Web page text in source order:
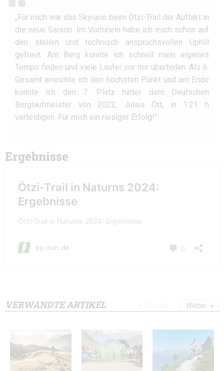
„Für mich war das Skyrace beim Ötzi-Trail der Auftakt in
die neue Saison. Im Vorhinein habe ich mich schon auf
den steilen und technisch anspruchsvollen Uphill
gefreut. Am Berg konnte ich schnell mein eigenes
Tempo finden und viele Läufer vor mir überholen. Als 6.
Gesamt erreichte ich den höchsten Punkt und am Ende
konnte ich den 7. Platz hinter dem Deutschen
Berglaufmeister von 2022, Julius Ott, in 1:21 h
verteidigen. Für mich ein riesiger Erfolg!“
Ergebnisse
VERWANDTE ARTIKEL Weiter